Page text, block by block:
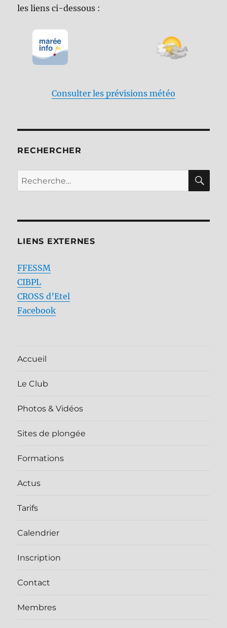
les liens ci-dessous :
Consulter les prévisions météo
RECHERCHER
Recherche
pour :
LIENS EXTERNES
FFESSM
CIBPL
CROSS d’Etel
Facebook
Accueil
Le Club
Photos & Vidéos
Sites de plongée
Formations
Actus
Tarifs
Calendrier
Inscription
Contact
Membres